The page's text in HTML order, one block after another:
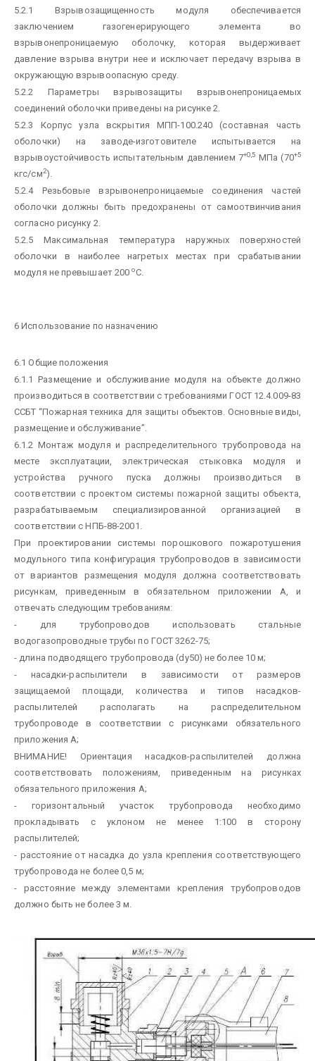
5.2.1 Взрывозащищенность модуля обеспечивается
заключением газогенерирующего элемента во
взрывонепроницаемую оболочку, которая выдерживает
давление взрыва внутри нее и исключает передачу взрыва в
окружающую взрывоопасную среду.
5.2.2 Параметры взрывозащиты взрывонепроницаемых
соединений оболочки приведены на рисунке 2.
5.2.3 Корпус узла вскрытия МПП-100.240 (составная часть
оболочки) на заводе-изготовителе испытывается на
взрывоустойчивость испытательным давлением 7+0,5 МПа (70+5
кгс/см2).
5.2.4 Резьбовые взрывонепроницаемые соединения частей
оболочки должны быть предохранены от самоотвинчивания
согласно рисунку 2.
5.2.5 Максимальная температура наружных поверхностей
оболочки в наиболее нагретых местах при срабатывании
модуля не превышает 200оС.
6 Использование по назначению
6.1 Общие положения
6.1.1 Размещение и обслуживание модуля на объекте должно
производиться в соответствии с требованиями ГОСТ 12.4.009-83
ССБТ “Пожарная техника для защиты объектов. Основные виды,
размещение и обслуживание”.
6.1.2 Монтаж модуля и распределительного трубопровода на
месте эксплуатации, электрическая стыковка модуля и
устройства ручного пуска должны производиться в
соответствии с проектом системы пожарной защиты объекта,
разрабатываемым специализированной организацией в
соответствии с НПБ-88-2001.
При проектировании системы порошкового пожаротушения
модульного типа конфигурация трубопроводов в зависимости
от вариантов размещения модуля должна соответствовать
рисункам, приведенным в обязательном приложении А, и
отвечать следующим требованиям:
- для трубопроводов использовать стальные
водогазопроводные трубы по ГОСТ 3262-75;
- длина подводящего трубопровода (dу50) не более 10 м;
- насадки-распылители в зависимости от размеров
защищаемой площади, количества и типов насадков-
распылителей располагать на распределительном
трубопроводе в соответствии с рисунками обязательного
приложения А;
ВНИМАНИЕ! Ориентация насадков-распылителей должна
соответствовать положениям, приведенным на рисунках
обязательного приложения А;
- горизонтальный участок трубопровода необходимо
прокладывать с уклоном не менее 1:100 в сторону
распылителей;
- расстояние от насадка до узла крепления соответствующего
трубопровода не более 0,5 м;
- расстояние между элементами крепления трубопроводов
должно быть не более 3 м.